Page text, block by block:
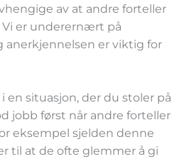
av at andre forteller
Vi er underernært på
anerkjennelsen er viktig for
en situasjon, der du stoler på
jobb først når andre forteller
eksempel sjelden denne
til at de ofte glemmer å gi